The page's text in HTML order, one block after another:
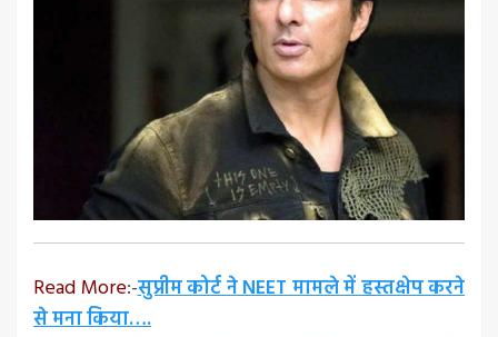
Read More:-सुप्रीम कोर्ट ने NEET मामले में हस्तक्षेप करने
से मना किया….